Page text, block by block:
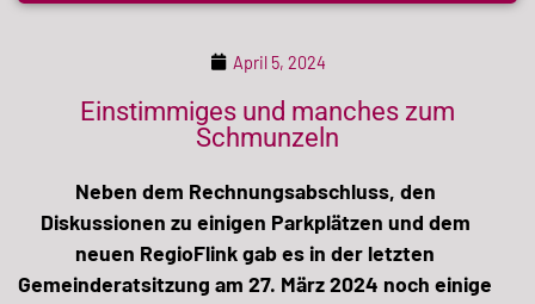
April 5, 2024
Einstimmiges und manches zum
Schmunzeln
Neben dem Rechnungsabschluss, den
Diskussionen zu einigen Parkplätzen und dem
neuen RegioFlink gab es in der letzten
Gemeinderatsitzung am 27. März 2024 noch einige